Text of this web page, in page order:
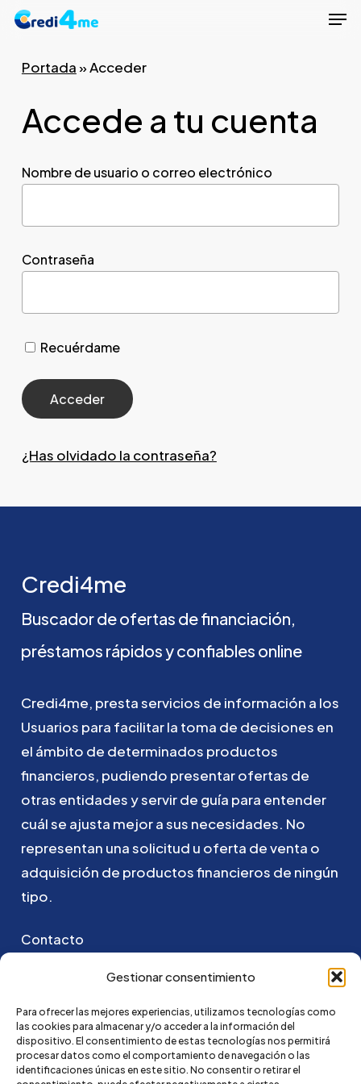
Gestionar consentimiento
Para ofrecer las mejores experiencias, utilizamos tecnologías como
las cookies para almacenar y/o acceder a la información del
dispositivo. El consentimiento de estas tecnologías nos permitirá
procesar datos como el comportamiento de navegación o las
identificaciones únicas en este sitio. No consentir o retirar el
Skip
mainPortada»Acceder
Accede a tu cuenta
Nombre de usuario o correo electrónico
Contraseña
Recuérdame
¿Has olvidado la contraseña?
Credi4me
Buscadordeofertas definanciación,
préstamos rápidosyconfiables online
Credi4me, prestaservicios de información a los
Usuarios para facilitarla toma de decisiones en
el ámbito de determinados productos
financieros, pudiendo presentarofertas de
otras entidadesyservirde guía para entender
cuálse ajusta mejorasus necesidades. No
representan unasolicitud u oferta deventa o
adquisición de productosfinancieros de ningún
tipo.
Contacto
Puedes ponerte en contacto con nosotros
go@credi4me.com